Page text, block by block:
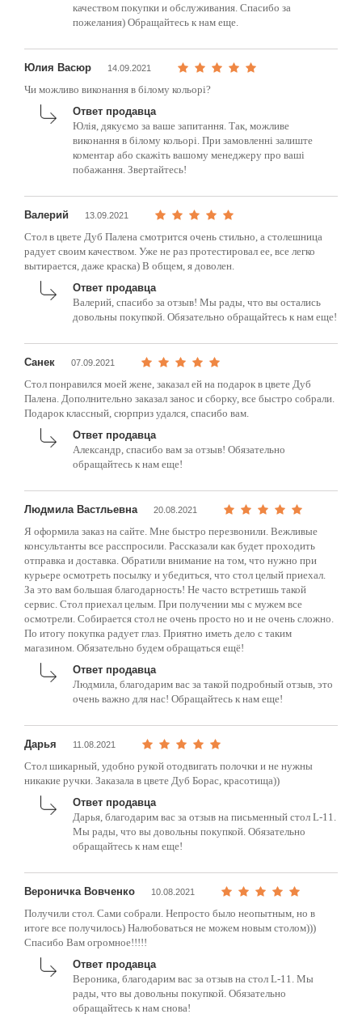
качеством покупки и обслуживания. Спасибо за
пожелания) Обращайтесь к нам еще.
Юлия Васюр 14.09.2021
Чи можливо виконання в білому кольорі?
Ответ продавца
Юлія, дякуємо за ваше запитання. Так, можливе
виконання в білому кольорі. При замовленні залиште
коментар або скажіть вашому менеджеру про ваші
побажання. Звертайтесь!
Валерий 13.09.2021
Стол в цвете Дуб Палена смотрится очень стильно, а столешница
радует своим качеством. Уже не раз протестировал ее, все легко
вытирается, даже краска) В общем, я доволен.
Ответ продавца
Валерий, спасибо за отзыв! Мы рады, что вы остались
довольны покупкой. Обязательно обращайтесь к нам еще!
Санек 07.09.2021
Стол понравился моей жене, заказал ей на подарок в цвете Дуб
Палена. Дополнительно заказал занос и сборку, все быстро собрали.
Подарок классный, сюрприз удался, спасибо вам.
Ответ продавца
Александр, спасибо вам за отзыв! Обязательно
обращайтесь к нам еще!
Людмила Вастльевна 20.08.2021
Я оформила заказ на сайте. Мне быстро перезвонили. Вежливые
консультанты все расспросили. Рассказали как будет проходить
отправка и доставка. Обратили внимание на том, что нужно при
курьере осмотреть посылку и убедиться, что стол целый приехал.
За это вам большая благодарность! Не часто встретишь такой
сервис. Стол приехал целым. При получении мы с мужем все
осмотрели. Собирается стол не очень просто но и не очень сложно.
По итогу покупка радует глаз. Приятно иметь дело с таким
магазином. Обязательно будем обращаться ещё!
Ответ продавца
Людмила, благодарим вас за такой подробный отзыв, это
очень важно для нас! Обращайтесь к нам еще!
Дарья 11.08.2021
Стол шикарный, удобно рукой отодвигать полочки и не нужны
никакие ручки. Заказала в цвете Дуб Борас, красотища))
Ответ продавца
Дарья, благодарим вас за отзыв на письменный стол L-11.
Мы рады, что вы довольны покупкой. Обязательно
обращайтесь к нам еще!
Вероничка Вовченко 10.08.2021
Получили стол. Сами собрали. Непросто было неопытным, но в
итоге все получилось) Налюбоваться не можем новым столом)))
Спасибо Вам огромное!!!!!
Ответ продавца
Вероника, благодарим вас за отзыв на стол L-11. Мы
рады, что вы довольны покупкой. Обязательно
обращайтесь к нам снова!